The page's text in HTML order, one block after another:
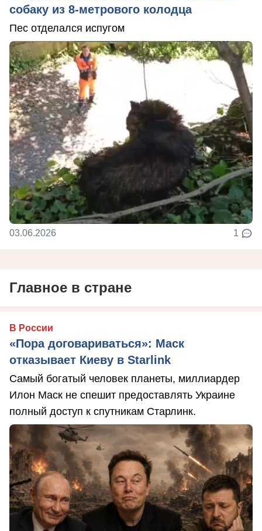
собаку из 8-метрового колодца
Пес отделался испугом
03.06.2026 1
Главное в стране
В России
«Пора договариваться»: Маск
отказывает Киеву в Starlink
Самый богатый человек планеты, миллиардер
Илон Маск не спешит предоставлять Украине
полный доступ к спутникам Старлинк.